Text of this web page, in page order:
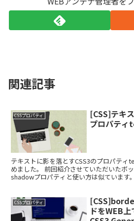
関連記事
CSSプロパティ
[CSS]テキ
プロパテ
テキストに影を落とすCSS3のプロパテ
めました。 前回紹介させていただいたボ
shadowプロパティと使い方は似ています
CSSプロパティ
ドをWEB